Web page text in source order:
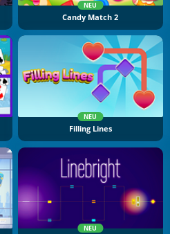
NEU
Candy Match 2
NEU
Filling Lines
NEU